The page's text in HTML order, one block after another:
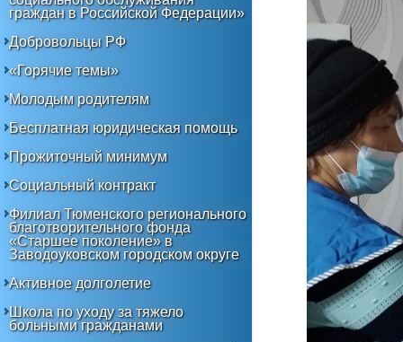
граждан в Российской Федерации»
Добровольцы РФ
«Горячие темы»
Молодым родителям
Бесплатная юридическая помощь
Прожиточный минимум
Социальный контракт
Филиал Тюменского регионального
благотворительного фонда
«Старшее поколение» в
Заводоуковском городском округе
Активное долголетие
Школа по уходу за тяжело
больными гражданами